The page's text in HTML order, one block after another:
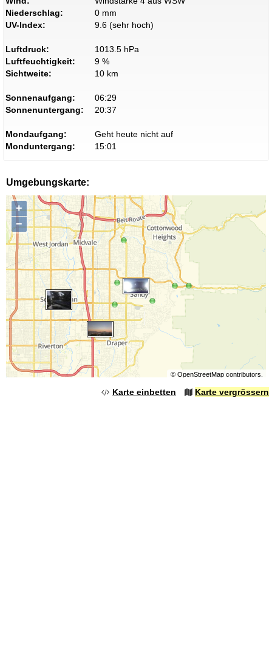
Niederschlag:
0 mm
UV-Index:
9.6 (sehr hoch)
Luftdruck:
1013.5 hPa
Luftfeuchtigkeit:
9 %
Sichtweite:
10 km
Sonnenaufgang:
06:29
Sonnenuntergang:
20:37
Mondaufgang:
Geht heute nicht auf
Monduntergang:
15:01
Umgebungskarte:
+
−
© OpenStreetMapcontributors.
Karte einbetten Karte vergrössern